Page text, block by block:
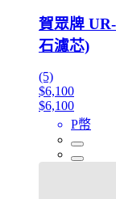
賀眾牌
石濾芯)
(5)
$6,100
$6,100
P幣